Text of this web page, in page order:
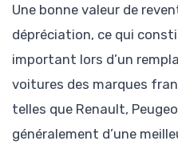
Une bonne valeur de
dépréciation, ce qui
important lors d’un
voitures des marques
telles que Renault,
généralement d’une